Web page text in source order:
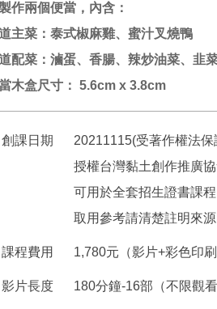
作兩個便當，內含：
主菜：泰式椒麻雞、蜜汁叉燒鴨
配菜：滷蛋、香腸、辣炒油菜、韭
木盒尺寸： 5.6cm x 3.8cm
創課日期
20211115(受著作權法保
授權台灣黏土創作推廣
可用於全套招生證書課
取用參考請清楚註明來
課程費用 1,780元（影片+彩色印
影片長度 180分鐘-16部（不限觀